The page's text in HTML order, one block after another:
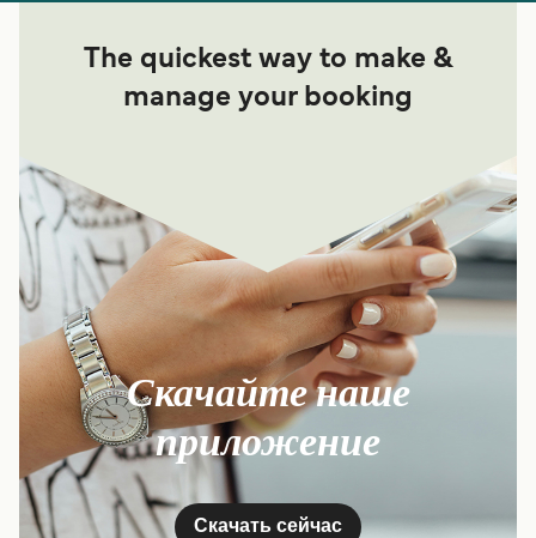
The quickest way to make &
manage your booking
Скачайте наше
приложение
Скачать сейчас